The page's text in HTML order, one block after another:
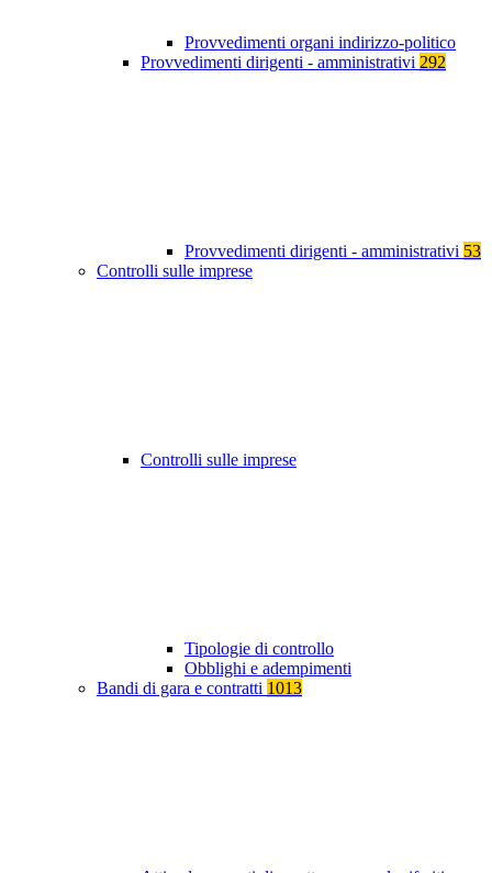
Provvedimenti organi indirizzo-politico
Provvedimenti dirigenti - amministrativi 292
Provvedimenti dirigenti - amministrativi 53
Controlli sulle imprese
Controlli sulle imprese
Tipologie di controllo
Obblighi e adempimenti
Bandi di gara e contratti 1013